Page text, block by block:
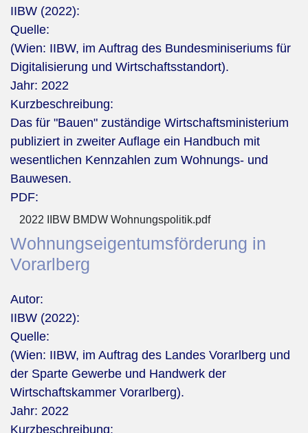
IIBW (2022):
Quelle:
(Wien: IIBW, im Auftrag des Bundesminiseriums für
Digitalisierung und Wirtschaftsstandort).
Jahr: 2022
Kurzbeschreibung:
Das für "Bauen" zuständige Wirtschaftsministerium
publiziert in zweiter Auflage ein Handbuch mit
wesentlichen Kennzahlen zum Wohnungs- und
Bauwesen.
PDF:
2022 IIBW BMDW Wohnungspolitik.pdf
Wohnungseigentumsförderung in
Vorarlberg
Autor:
IIBW (2022):
Quelle:
(Wien: IIBW, im Auftrag des Landes Vorarlberg und
der Sparte Gewerbe und Handwerk der
Wirtschaftskammer Vorarlberg).
Jahr: 2022
Kurzbeschreibung: